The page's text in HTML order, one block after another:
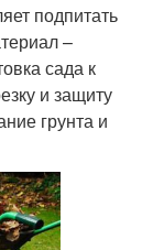
подпитать
–
сада к
и защиту
грунта и